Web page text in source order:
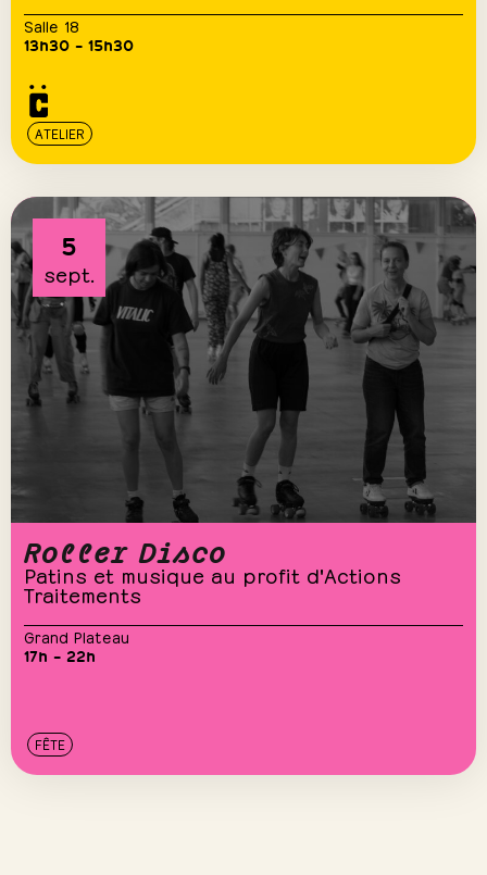
Salle 18
13h30 – 15h30
ATELIER
5
sept.
Roller Disco
Patins et musique au profit d'Actions
Traitements
Grand Plateau
17h – 22h
FÊTE